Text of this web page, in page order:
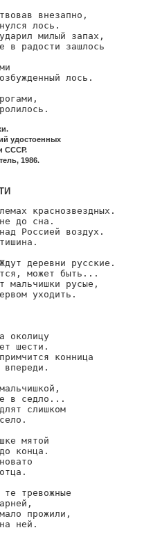
внезапно,
лось.
милый запах,
в радости зашлось
лось.
удостоенных
СССР.
1986.
краснозвездных.
до сна.
Россией воздух.
деревни русские.
может быть...
мальчишки русые,
уходить.
околицу
шести.
конница
в седло...
слишком
мятой
конца.
тревожные
прожили,
ней.